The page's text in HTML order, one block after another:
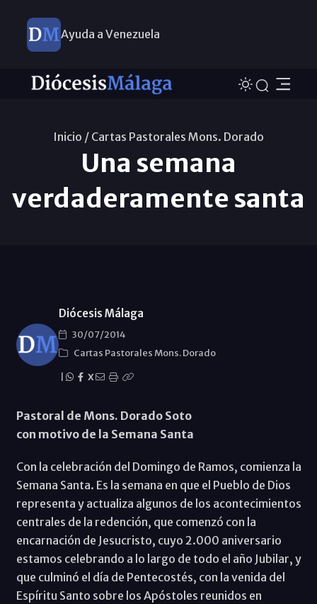
Ayuda a Venezuela
Inicio / Cartas Pastorales Mons. Dorado
Una semana
verdaderamente santa
Diócesis Málaga
30/07/2014
Cartas Pastorales Mons. Dorado
X
Pastoral de Mons. Dorado Soto
con motivo de la Semana Santa
Con la celebración del Domingo de Ramos, comienza la
Semana Santa. Es la semana en que el Pueblo de Dios
representa y actualiza algunos de los acontecimientos
centrales de la redención, que comenzó con la
encarnación de Jesucristo, cuyo 2.000 aniversario
estamos celebrando a lo largo de todo el año Jubilar, y
que culminó el día de Pentecostés, con la venida del
Espíritu Santo sobre los Apóstoles reunidos en